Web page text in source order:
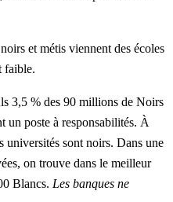
et métis viennent des écoles
faible.
3,5 % des 90 millions de Noirs
un poste à responsabilités. À
universités sont noirs. Dans une
on trouve dans le meilleur
Blancs. Les banques ne